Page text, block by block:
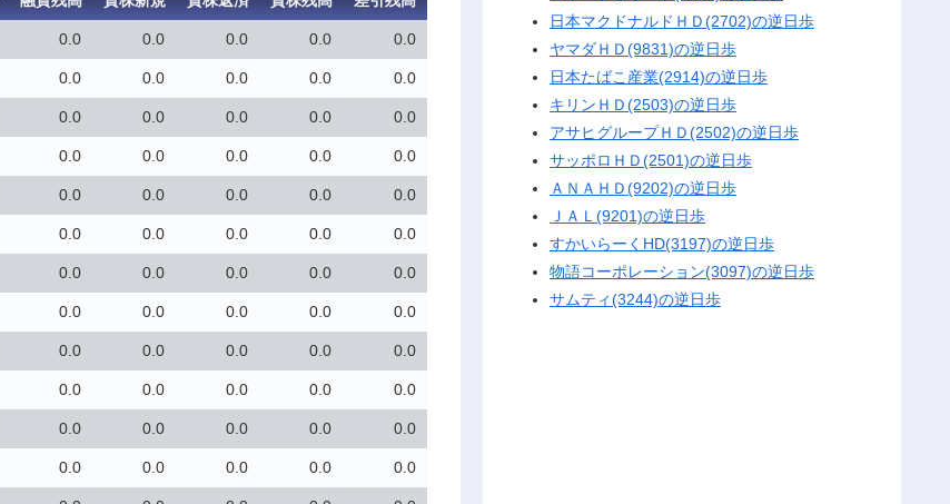
0.0 0.0 0.0 0.0 0.0
0.0 0.0 0.0 0.0 0.0
0.0 0.0 0.0 0.0 0.0
0.0 0.0 0.0 0.0 0.0
0.0 0.0 0.0 0.0 0.0
0.0 0.0 0.0 0.0 0.0
0.0 0.0 0.0 0.0 0.0
0.0 0.0 0.0 0.0 0.0
0.0 0.0 0.0 0.0 0.0
0.0 0.0 0.0 0.0 0.0
0.0 0.0 0.0 0.0 0.0
0.0 0.0 0.0 0.0 0.0
日本マクドナルドＨＤ(2702)の逆日歩
ヤマダＨＤ(9831)の逆日歩
日本たばこ産業(2914)の逆日歩
キリンＨＤ(2503)の逆日歩
アサヒグループＨＤ(2502)の逆日歩
サッポロＨＤ(2501)の逆日歩
ＡＮＡＨＤ(9202)の逆日歩
ＪＡＬ(9201)の逆日歩
すかいらーくHD(3197)の逆日歩
物語コーポレーション(3097)の逆日歩
サムティ(3244)の逆日歩